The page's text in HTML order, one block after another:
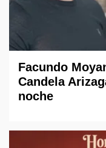
Facundo
Candela
noche